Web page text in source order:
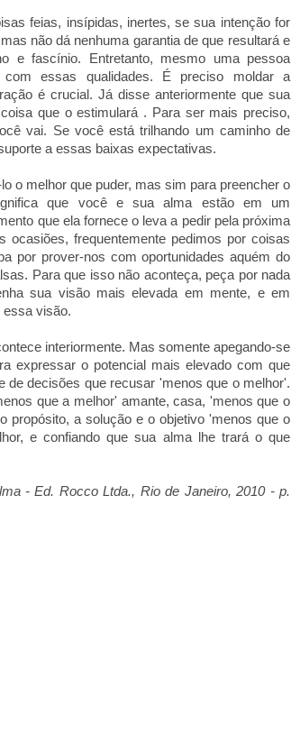
feias, insípidas, inertes, se sua intenção for
não dá nenhuma garantia de que resultará e
e fascínio. Entretanto, mesmo uma pessoa
com essas qualidades. É preciso moldar a
é crucial. Já disse anteriormente que sua
que o estimulará . Para ser mais preciso,
vai. Se você está trilhando um caminho de
a essas baixas expectativas.
o melhor que puder, mas sim para preencher o
que você e sua alma estão em um
que ela fornece o leva a pedir pela próxima
frequentemente pedimos por coisas
por prover-nos com oportunidades aquém do
Para que isso não aconteça, peça por nada
sua visão mais elevada em mente, e em
essa visão.
interiormente. Mas somente apegando-se
expressar o potencial mais elevado com que
decisões que recusar 'menos que o melhor'.
que a melhor' amante, casa, 'menos que o
propósito, a solução e o objetivo 'menos que o
e confiando que sua alma lhe trará o que
- Ed. Rocco Ltda., Rio de Janeiro, 2010 - p.